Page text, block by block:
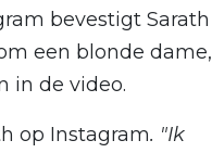
bevestigt Sarath
een blonde dame,
in de video.
op Instagram. "Ik